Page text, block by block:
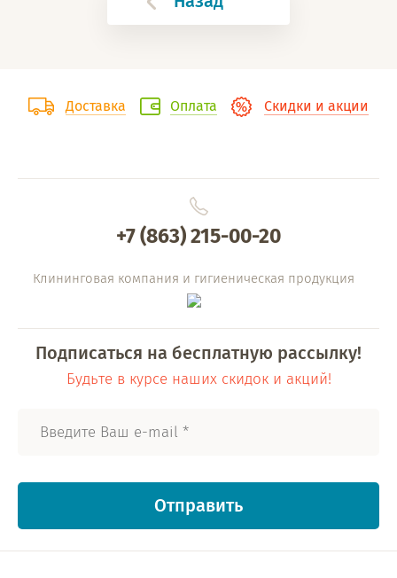
Доставка Оплата Скидки и акции
+7 (863) 215-00-20
Клининговая компания и гигиеническая продукция
Подписаться на бесплатную рассылку!
Будьте в курсе наших скидок и акций!
Отправить